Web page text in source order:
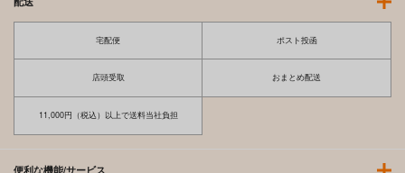
宅配便 ポスト投函
店頭受取 おまとめ配送
11,000円（税込）以上で送料当社負担
便利な機能/サービス